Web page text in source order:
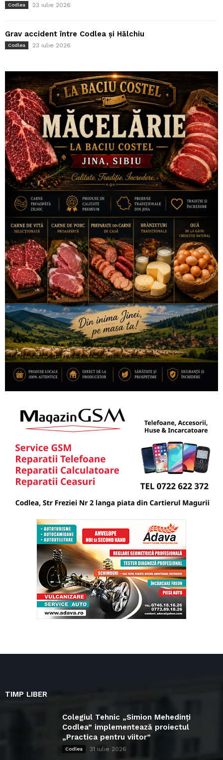
Codlea 23 iulie 2026
Grav accident între Codlea și Hălchiu
Codlea 23 iulie 2026
TIMP LIBER
Colegiul Tehnic „Simion Mehedinți
Codlea” implementează proiectul
„Practica pentru viitor”
Codlea 31 iulie 2026